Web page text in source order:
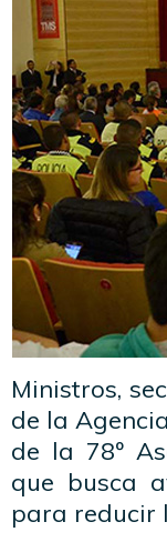
Ministros,
de la
de la 78º
que busca
para reducir